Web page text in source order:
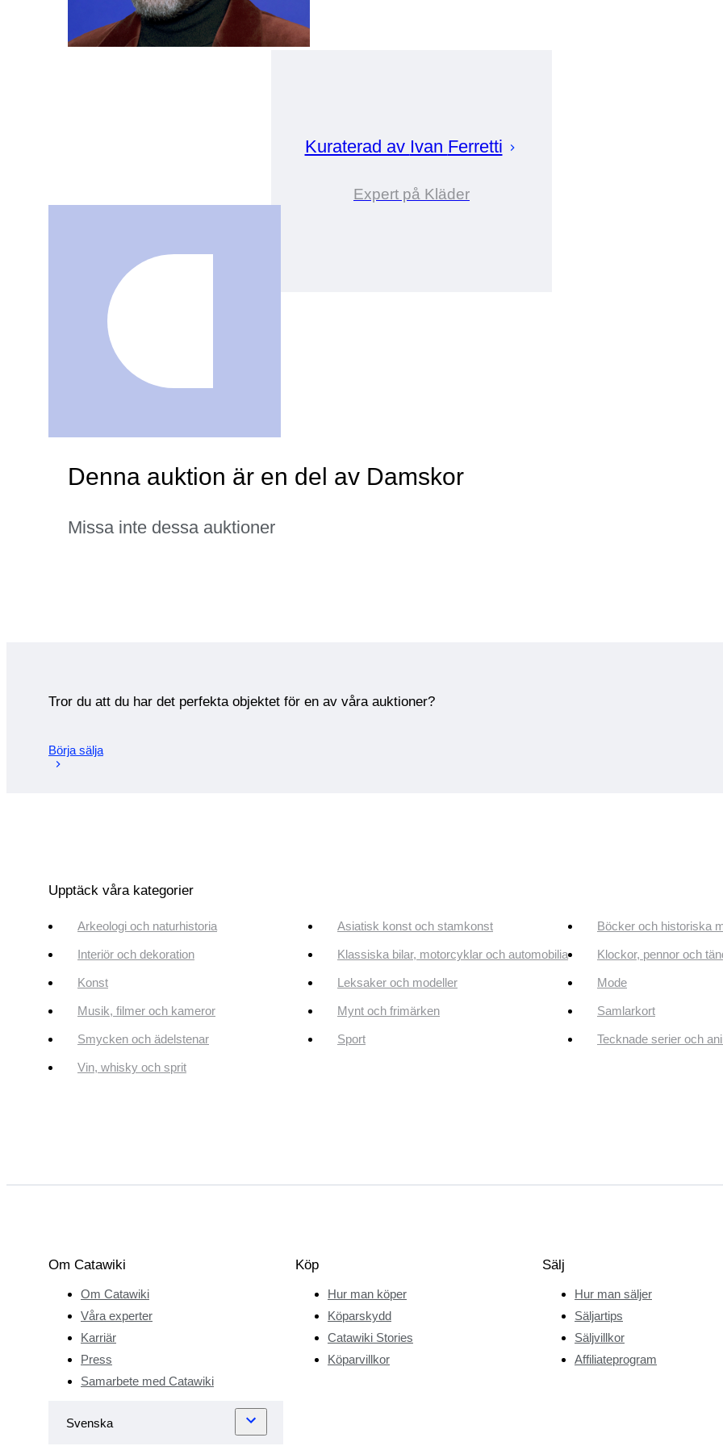
Kuraterad av Ivan Ferretti
Expert på Kläder
Denna auktion är en del av Damskor
Missa inte dessa auktioner
Tror du att du har det perfekta objektet för en av våra auktioner?
Börja sälja
Upptäck våra kategorier
Arkeologi och naturhistoria Asiatisk konst och stamkonst Böcker och historiska
Interiör och dekoration Klassiska bilar, motorcyklar och automobilia Klockor, pennor och
Konst Leksaker och modeller Mode
Musik, filmer och kameror Mynt och frimärken Samlarkort
Smycken och ädelstenar Sport Tecknade serier och
Vin, whisky och sprit
Om Catawiki
Om Catawiki
Våra experter
Karriär
Press
Samarbete med Catawiki
Köp
Hur man köper
Köparskydd
Catawiki Stories
Köparvillkor
Sälj
Hur man säljer
Säljartips
Säljvillkor
Affiliateprogram